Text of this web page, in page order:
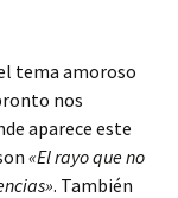
tema amoroso
nos
aparece este
«El rayo que no
. También